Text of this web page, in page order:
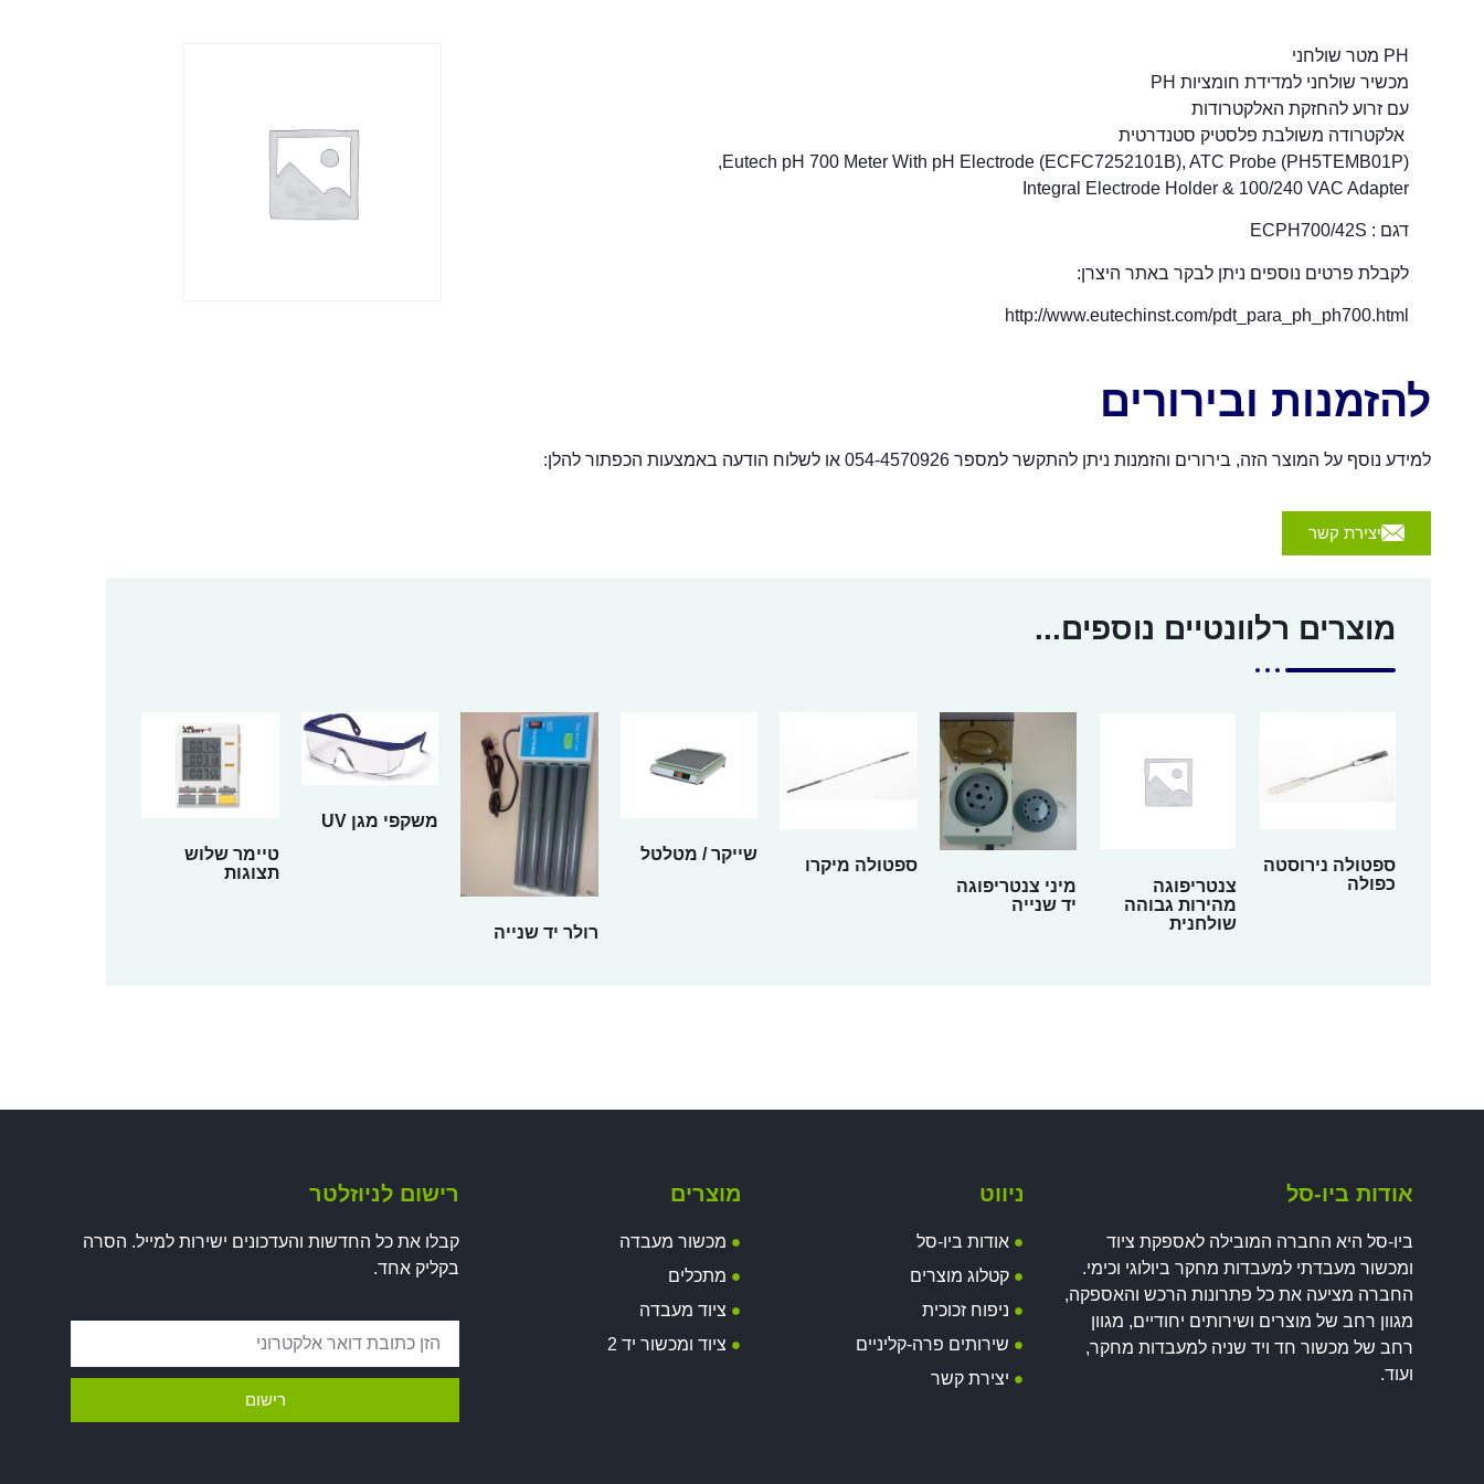
PH מטר שולחני
מכשיר שולחני למדידת חומציות PH
עם זרוע להחזקת האלקטרודות
אלקטרודה משולבת פלסטיק סטנדרטית
Eutech pH 700 Meter With pH Electrode (ECFC7252101B), ATC Probe (PH5TEMB01P),
Integral Electrode Holder & 100/240 VAC Adapter
דגם : ECPH700/42S
לקבלת פרטים נוספים ניתן לבקר באתר היצרן:
http://www.eutechinst.com/pdt_para_ph_ph700.html
להזמנות ובירורים
למידע נוסף על המוצר הזה, בירורים והזמנות ניתן להתקשר למספר 054-4570926 או לשלוח הודעה באמצעות הכפתור להלן:
יצירת קשר
מוצרים רלוונטיים נוספים...
ספטולה נירוסטה
כפולה
צנטריפוגה
מהירות גבוהה
שולחנית
מיני צנטריפוגה
יד שנייה
ספטולה מיקרו
שייקר / מטלטל
רולר יד שנייה
משקפי מגן UV
טיימר שלוש
תצוגות
אודות ביו-סל
ביו-סל היא החברה המובילה לאספקת ציוד
ומכשור מעבדתי למעבדות מחקר ביולוגי וכימי.
החברה מציעה את כל פתרונות הרכש והאספקה,
מגוון רחב של מוצרים ושירותים יחודיים, מגוון
רחב של מכשור חד ויד שניה למעבדות מחקר,
ועוד.
ניווט
אודות ביו-סל
קטלוג מוצרים
ניפוח זכוכית
שירותים פרה-קליניים
יצירת קשר
מוצרים
מכשור מעבדה
מתכלים
ציוד מעבדה
ציוד ומכשור יד 2
רישום לניוזלטר
קבלו את כל החדשות והעדכונים ישירות למייל. הסרה
בקליק אחד.
רישום